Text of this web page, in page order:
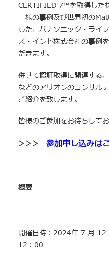
CERTIFIED 7™を取得した
ー様の事例及び世界初の
した、パナソニック・ライ
ズ・インド株式会社の事例
だきます。
併せて認証取得に関連する
などのアリオンのコンサル
ご紹介を致します。
皆様のご参加をお待ちしてお
＞ ＞＞参加申し込みは
概要
￣￣￣￣￣￣￣￣￣￣￣￣
￣￣￣￣
開催日時：2024年 7 月 12
12：00